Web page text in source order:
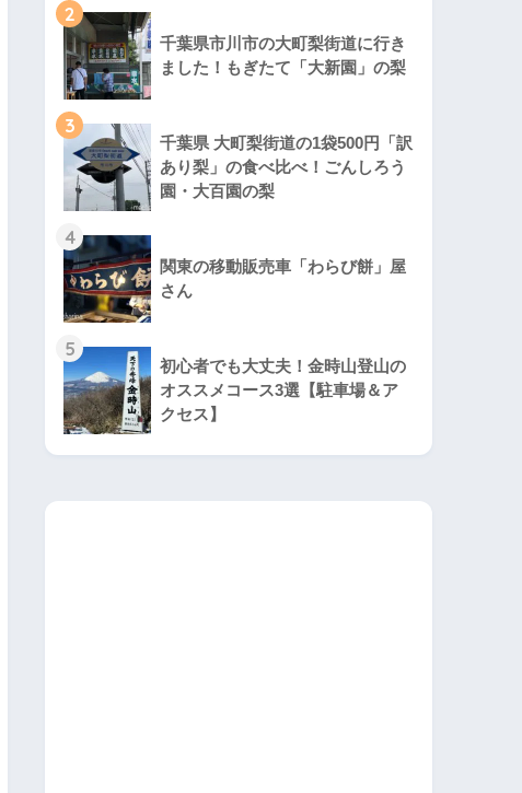
2
千葉県市川市の大町梨街道に行き
ました！もぎたて「大新園」の梨
3
千葉県 大町梨街道の1袋500円「訳
あり梨」の食べ比べ！ごんしろう
園・大百園の梨
4
関東の移動販売車「わらび餅」屋
さん
5
初心者でも大丈夫！金時山登山の
オススメコース3選【駐車場＆ア
クセス】